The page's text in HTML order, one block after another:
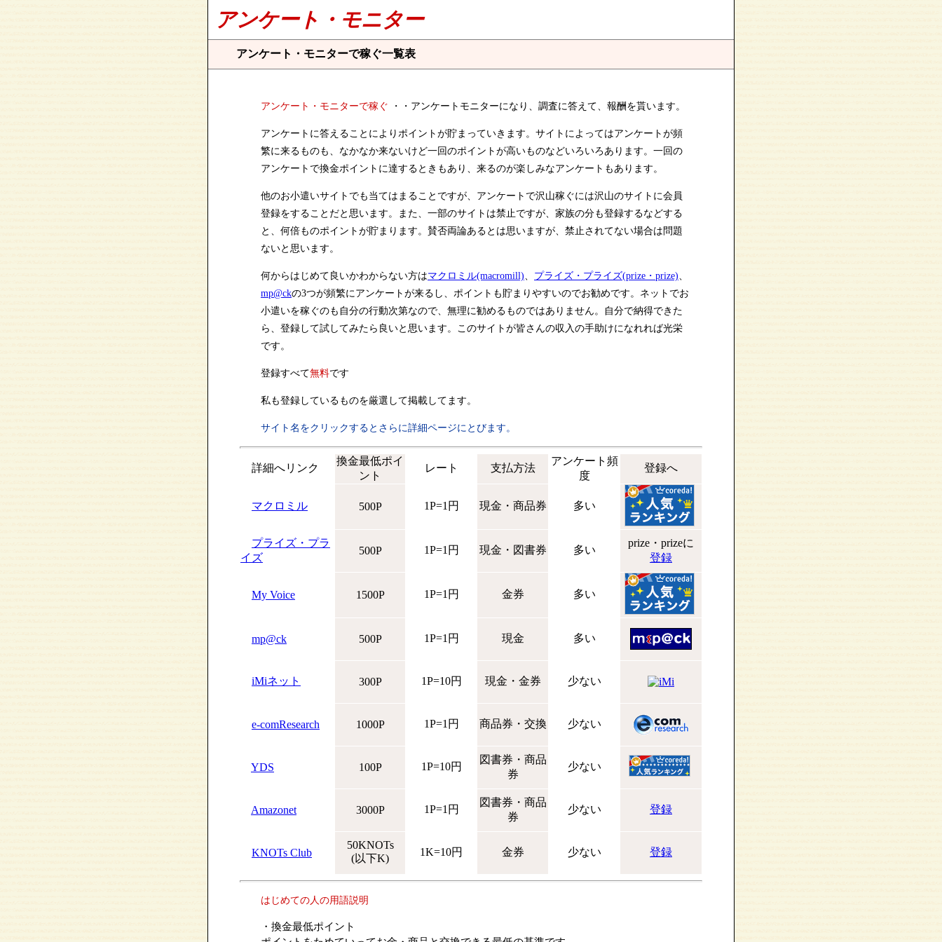
アンケート・モニター
アンケート・モニターで稼ぐ一覧表
アンケート・モニターで稼ぐ ・・アンケートモニターになり、調査に答えて、報酬を貰います。
アンケートに答えることによりポイントが貯まっていきます。サイトによってはアンケートが頻
繁に来るものも、なかなか来ないけど一回のポイントが高いものなどいろいろあります。一回の
アンケートで換金ポイントに達するときもあり、来るのが楽しみなアンケートもあります。
他のお小遣いサイトでも当てはまることですが、アンケートで沢山稼ぐには沢山のサイトに会員
登録をすることだと思います。また、一部のサイトは禁止ですが、家族の分も登録するなどする
と、何倍ものポイントが貯まります。賛否両論あるとは思いますが、禁止されてない場合は問題
ないと思います。
何からはじめて良いかわからない方はマクロミル(macromill) プライズ・プライズ(prize・prize)
mp@ckの3つが頻繁にアンケートが来るし、ポイントも貯まりやすいのでお勧めです。ネットでお
小遣いを稼ぐのも自分の行動次第なので、無理に勧めるものではありません。自分で納得できた
ら、登録して試してみたら良いと思います。このサイトが皆さんの収入の手助けになれれば光栄
です。
登録すべて無料です
私も登録しているものを厳選して掲載してます。
サイト名をクリックするとさらに詳細ページにとびます。
詳細へリンク
換金最低ポイ
ント
レート 支払方法
アンケート頻
度
登録へ
マクロミル 500P 1P=1円 現金・商品券 多い
プライズ・プラ
イズ
500P 1P=1円 現金・図書券 多い
prize・prizeに
登録
My Voice 1500P 1P=1円 金券 多い
mp@ck 500P 1P=1円 現金 多い
iMiネット 300P 1P=10円 現金・金券 少ない
e-comResearch 1000P 1P=1円 商品券・交換 少ない
YDS 100P 1P=10円
図書券・商品
券
少ない
Amazonet 3000P 1P=1円
図書券・商品
券
少ない 登録
KNOTs Club
50KNOTs
(以下K)
1K=10円 金券 少ない 登録
はじめての人の用語説明
・換金最低ポイント